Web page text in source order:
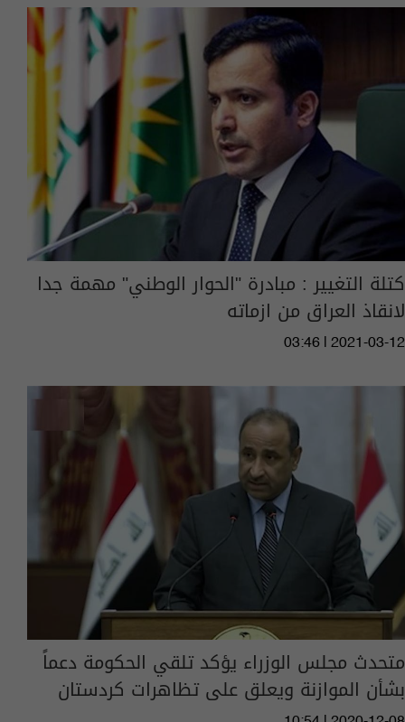
كتلة التغيير : مبادرة "الحوار الوطني" مهمة جدا
لانقاذ العراق من ازماته
03:46 | 2021-03-12
متحدث مجلس الوزراء يؤكد تلقي الحكومة دعماً
بشأن الموازنة ويعلق على تظاهرات كردستان